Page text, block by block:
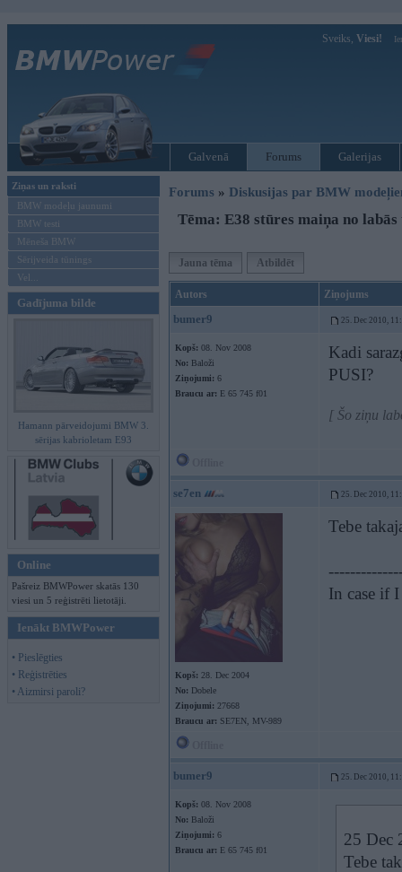
Sveiks, Viesi!
Galvenā Forums Galerijas
Ziņas un raksti
BMW modeļu jaunumi
BMW testi
Mēneša BMW
Sērijveida tūnings
Vel...
Gadījuma bilde
Hamann pārveidojumi BMW 3.
sērijas kabrioletam E93
Online
Pašreiz BMWPower skatās 130
viesi un 5 reģistrēti lietotāji.
Ienākt BMWPower
• Pieslēgties
• Reģistrēties
• Aizmirsi paroli?
Forums » Diskusijas par BMW
Tēma: E38 stūres maiņa no
Jauna tēma Atbildēt
Autors Ziņojums
bumer9 25. Dec 2010,
Kopš: 08. Nov 2008
No: Baloži
Ziņojumi: 6
Braucu ar: E 65 745 f01
Kadi
PUSI?
[ Šo ziņu
se7en 25. Dec 2010,
Kopš: 28. Dec 2004
No: Dobele
Ziņojumi: 27668
Braucu ar: SE7EN, MV-989
Tebe
In case if
bumer9 25. Dec 2010,
Kopš: 08. Nov 2008
No: Baloži
Ziņojumi: 6
Braucu ar: E 65 745 f01
25 Dec
Tebe